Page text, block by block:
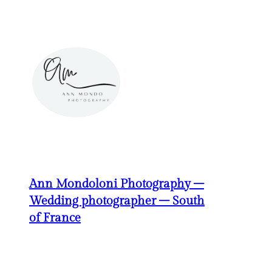
Ann Mondoloni Photography –
Wedding photographer – South
of France